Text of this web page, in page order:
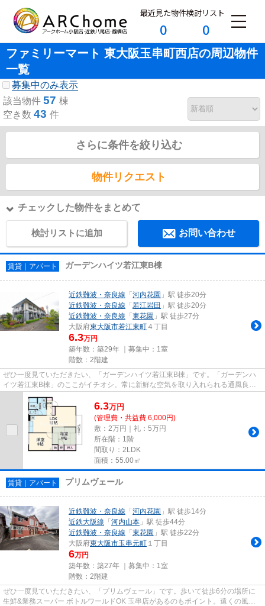
最近見た物件
0
検討リスト
0
ファミリーマート 東大阪玉串町西店の周辺物件
一覧
募集中のみ表示
該当物件 57 棟
空き数 43 件
さらに条件を絞り込む
物件リクエスト
チェックした物件をまとめて
検討リストに追加 お問い合わせ
賃貸｜アパート ガーデンハイツ若江東B棟
近鉄難波・奈良線 「河内花園 」駅 徒歩20分
近鉄難波・奈良線 「若江岩田 」駅 徒歩20分
近鉄難波・奈良線 「東花園 」駅 徒歩27分
大阪府東大阪市若江東町 ４丁目
6.3万円
築年数：築29年 ｜募集中： 1室
階数：2階建
ぜひ一度見ていただきたい、「ガーデンハイツ若江東B棟」です。「ガーデンハ
イツ若江東B棟」のここがイチオシ。常に新鮮な空気を取り入れられる通風良好
な間取りのアパート。敷地内に...
6.3万円
(管理費・共益費 6,000円)
敷：2万円｜礼：5万円
所在階：1階
間取り：2LDK
面積：55.00㎡
賃貸｜アパート プリムヴェール
近鉄難波・奈良線 「河内花園 」駅 徒歩14分
近鉄大阪線 「河内山本 」駅 徒歩44分
近鉄難波・奈良線 「東花園 」駅 徒歩22分
大阪府東大阪市玉串元町 １丁目
6万円
築年数：築27年 ｜募集中： 1室
階数：2階建
ぜひ一度見ていただきたい、「プリムヴェール」です。歩いて徒歩6分の場所に
生鮮&業務スーパー ボトルワールドOK 玉串店があるのもポイント。遠くの風景